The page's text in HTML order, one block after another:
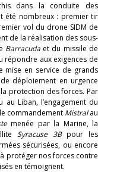
dans la conduite des
été nombreux : premier tir
vol du drone SIDM de
de la réalisation des sous-
Barracuda et du missile de
répondre aux exigences de
mise en service de grands
déploiement en urgence
protection des forces. Par
au Liban, l’engagement du
commandement Mistralau
menée par la Marine, la
Syracuse 3Bpour les
sécurisées, ou encore
protéger nos forces contre
en témoignent.